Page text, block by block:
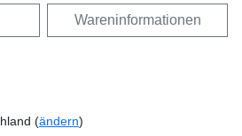
Wareninformationen
(ändern)